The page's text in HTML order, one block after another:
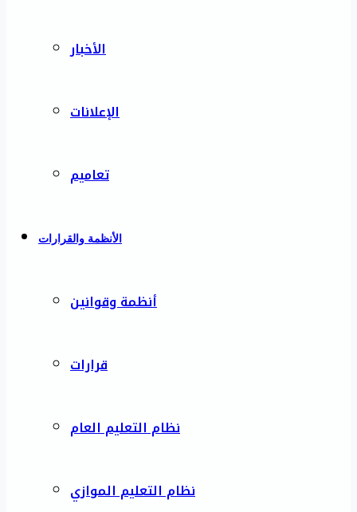
الأخبار
الإعلانات
تعاميم
الأنظمة والقرارات
أنظمة وقوانين
قرارات
نظام التعليم العام
نظام التعليم الموازي